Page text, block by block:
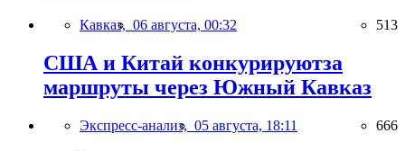
Кавказ, 06 августа, 00:32 513
США и Китай конкурируютза
маршруты через Южный Кавказ
Экспресс-анализ, 05 августа, 18:11 666